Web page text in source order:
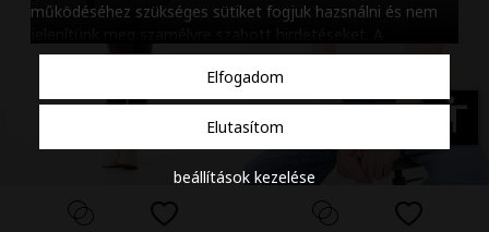
működéséhez szükséges sütiket fogjuk hazsnálni és nem
beállításaidat bármikor módosíthatod, a ""Beállítások
kezelése"" gombra kattintva. Tudj meg többet
szabályzatunkról.
Elfogadom
Elutasítom
beállítások kezelése
accessibility
Színek invertálása
Szürke
Nagy kurzor
Animációk letiltása